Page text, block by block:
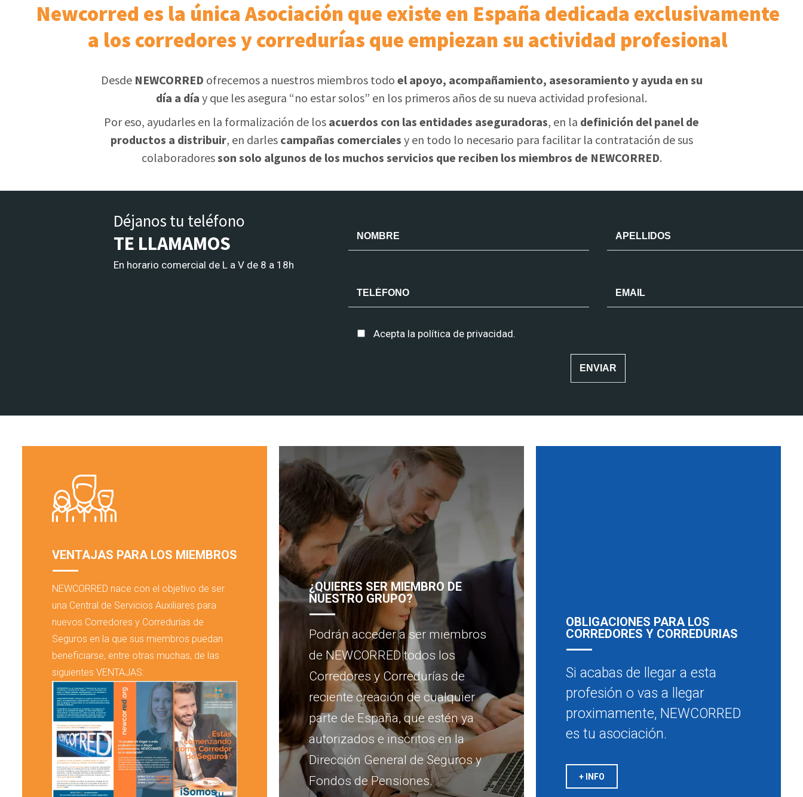
Newcorred es la única Asociación que existe en España dedicada exclusivamente
a los corredores y corredurías que empiezan su actividad profesional
Desde NEWCORRED ofrecemos a nuestros miembros todo el apoyo, acompañamiento, asesoramiento y ayuda en su
día a día y que les asegura “no estar solos” en los primeros años de su nueva actividad profesional.
Por eso, ayudarles en la formalización de los acuerdos con las entidades aseguradoras, en la definición del panel de
productos a distribuir, en darles campañas comerciales y en todo lo necesario para facilitar la contratación de sus
colaboradoresson solo algunos de los muchos servicios que reciben los miembros de NEWCORRED.
Déjanos tu teléfono
TE LLAMAMOS
En horario comercial de L a V de 8 a 18h
Acepta la política de privacidad.
VENTAJAS PARA LOS MIEMBROS
NEWCORRED nace con el objetivo de ser
una Central de Servicios Auxiliares para
nuevos Corredores y Corredurías de
Seguros en la que sus miembros puedan
beneficiarse, entre otras muchas, de las
siguientes VENTAJAS:
¿QUIERES SER MIEMBRO DE
NUESTRO GRUPO?
Podrán acceder a ser miembros
de NEWCORRED todos los
Corredores y Corredurías de
reciente creación de cualquier
parte de España, que estén ya
autorizados e inscritos en la
Dirección General de Seguros y
Fondos de Pensiones.
OBLIGACIONES PARA LOS
CORREDORES Y CORREDURIAS
Si acabas de llegar a esta
profesión o vas a llegar
proximamente, NEWCORRED
es tu asociación.
+ INFO